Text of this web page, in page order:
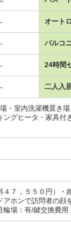
- オート
- バルコ
- 24時間
- 二人入
・室内洗濯機置き
グヒータ・家具付
７，５５０円）・
ホンで訪問者の顔
場：有/鍵交換費用